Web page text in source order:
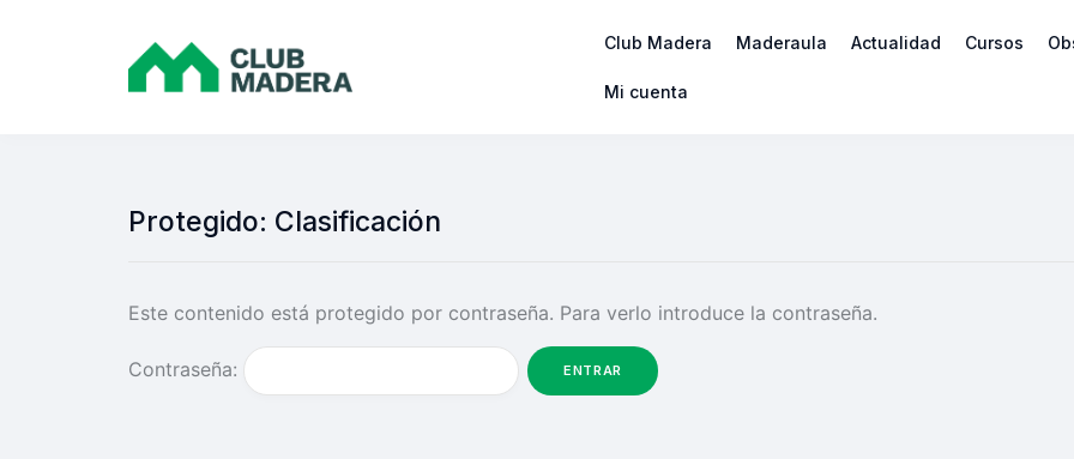
Club Madera Maderaula Actualidad Cursos
Mi cuenta
Protegido: Clasificación
Este contenido está protegido por contraseña. Para verlo introduce la contraseña.
Contraseña: